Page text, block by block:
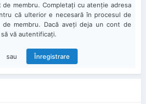
membru. Completaţi cu atenţie adresa
că ulterior e necesară în procesul de
de membru. Dacă aveţi deja un cont de
vă autentificaţi.
sau Înregistrare